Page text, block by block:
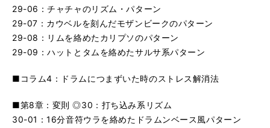
29-06：チャチャのリズム・パターン
29-07：カウベルを刻んだモザンビークのパターン
29-08：リムを絡めたカリプソのパターン
29-09：ハットとタムを絡めたサルサ系パターン
■コラム4：ドラムにつまずいた時のストレス解消法
■第8章：変則 ◎30：打ち込み系リズム
30-01：16分音符ウラを絡めたドラムンベース風パターン